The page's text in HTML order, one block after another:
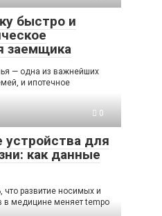
быстро и
заемщика
— одна из важнейших
и ипотечное
0
для
как данные
что развитие носимых и
в медицине меняет tempo